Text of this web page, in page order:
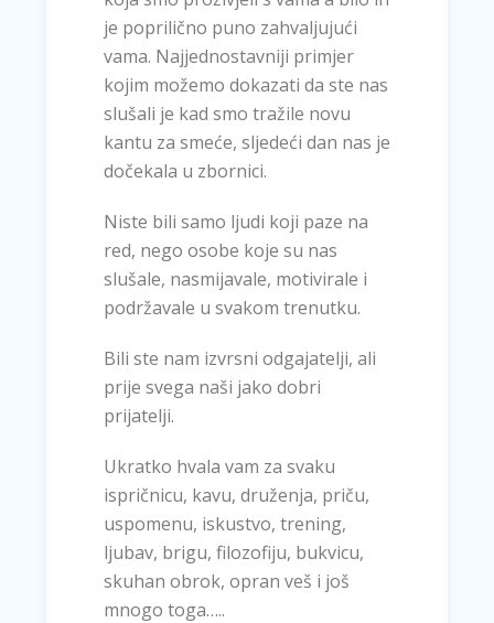
je poprilično puno zahvaljujući
vama. Najjednostavniji primjer
kojim možemo dokazati da ste nas
slušali je kad smo tražile novu
kantu za smeće, sljedeći dan nas je
dočekala u zbornici.
Niste bili samo ljudi koji paze na
red, nego osobe koje su nas
slušale, nasmijavale, motivirale i
podržavale u svakom trenutku.
Bili ste nam izvrsni odgajatelji, ali
prije svega naši jako dobri
prijatelji.
Ukratko hvala vam za svaku
ispričnicu, kavu, druženja, priču,
uspomenu, iskustvo, trening,
ljubav, brigu, filozofiju, bukvicu,
skuhan obrok, opran veš i još
mnogo toga…..